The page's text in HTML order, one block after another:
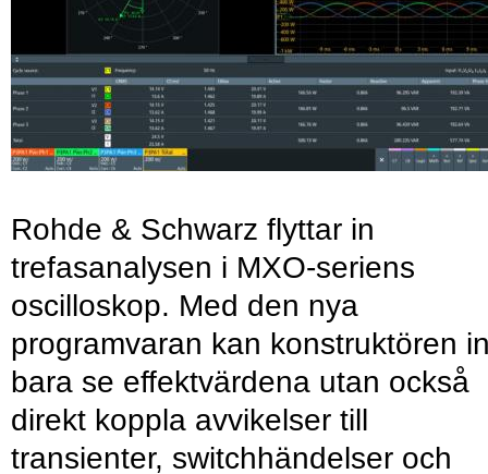
Rohde & Schwarz flyttar in
trefasanalysen i MXO-seriens
oscilloskop. Med den nya
programvaran kan konstruktören
bara se effektvärdena utan också
direkt koppla avvikelser till
transienter, switchhändelser och